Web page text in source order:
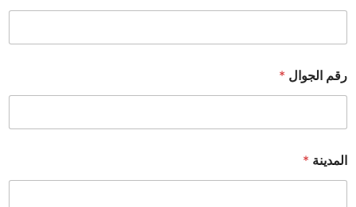
رقم الجوال *
المدينة *